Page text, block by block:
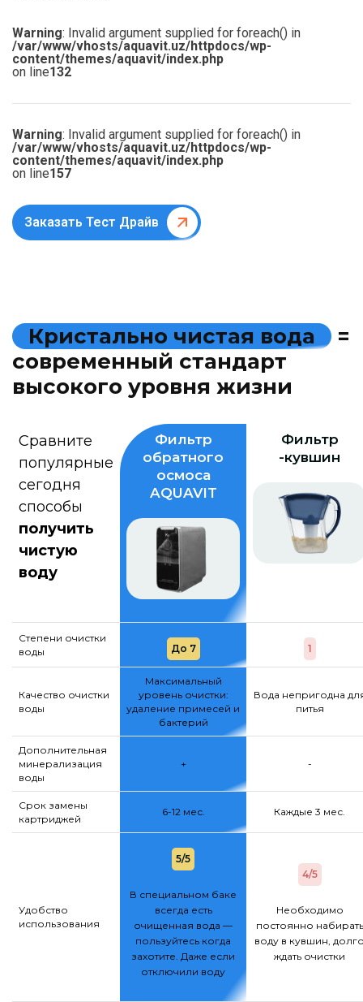
Warning: Invalid argument supplied for foreach() in
/var/www/vhosts/aquavit.uz/httpdocs/wp-
content/themes/aquavit/index.php
on line132
Warning: Invalid argument supplied for foreach() in
/var/www/vhosts/aquavit.uz/httpdocs/wp-
content/themes/aquavit/index.php
on line157
Заказать Тест Драйв
Кристально чистая вода
=
современный стандарт
высокого уровня жизни
Сравните
популярные
сегодня
способы
получить
чистую
воду
Фильтр
обратного
осмоса
AQUAVIT
Фильтр
-кувшин
Степени очистки
воды
До 7 1
Качество очистки
воды
Максимальный
уровень очистки:
удаление примесей и
бактерий
Вода непригодна
питья
Дополнительная
минерализация
воды
+ -
Срок замены
картриджей
6-12 мес. Каждые 3 мес.
Удобство
использования
5/5
В специальном баке
всегда есть
очищенная вода —
пользуйтесь когда
захотите. Даже если
отключили воду
4/5
Необходимо
постоянно набирать
воду в кувшин,
ждать очистки